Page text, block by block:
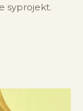
syprojekt.